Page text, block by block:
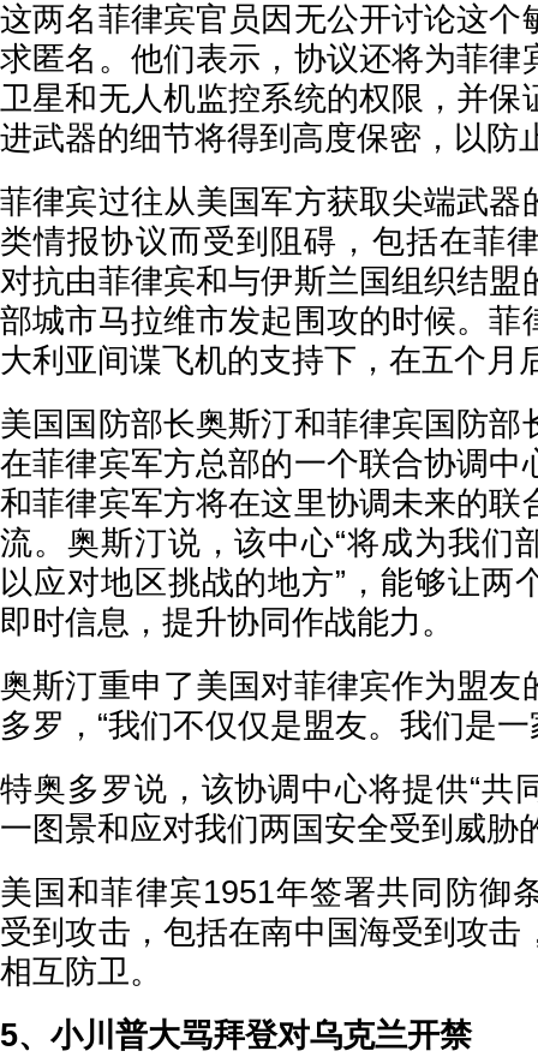
这两名菲律宾官员因无公开讨论这个
求匿名。他们表示，协议还将为菲律
卫星和无人机监控系统的权限，并保
进武器的细节将得到高度保密，以防
菲律宾过往从美国军方获取尖端武器
类情报协议而受到阻碍，包括在菲
对抗由菲律宾和与伊斯兰国组织结盟
部城市马拉维市发起围攻的时候。菲
大利亚间谍飞机的支持下，在五个月
美国国防部长奥斯汀和菲律宾国防部
在菲律宾军方总部的一个联合协调中
和菲律宾军方将在这里协调未来的联
流。奥斯汀说，该中心“将成为我们
以应对地区挑战的地方”，能够让两
即时信息，提升协同作战能力。
奥斯汀重申了美国对菲律宾作为盟友
多罗，“我们不仅仅是盟友。我们是一
特奥多罗说，该协调中心将提供“共
一图景和应对我们两国安全受到威胁
美国和菲律宾1951年签署共同防御
受到攻击，包括在南中国海受到攻击
相互防卫。
5、小川普大骂拜登对乌克兰开禁